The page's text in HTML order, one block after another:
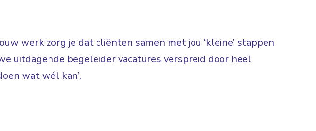
werk zorg je dat cliënten samen met jou ‘kleine’ stappen
uitdagende begeleider vacatures verspreid door heel
wat wél kan’.